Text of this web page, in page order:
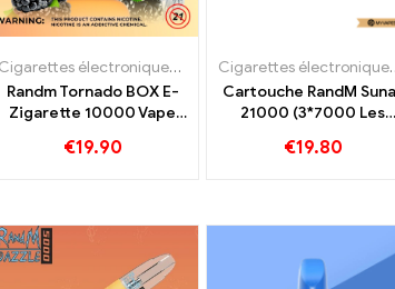
,Cigarettes électroniques jetables,Contient N
Cigarettes électroniques jetables ,E-cigarettes jetables
Randm Tornado BOX E-
Zigarette 10000 Vape
maille de bouffées
€19.90
Cartouche RandM
21000 (3*7000 Les
€19.80